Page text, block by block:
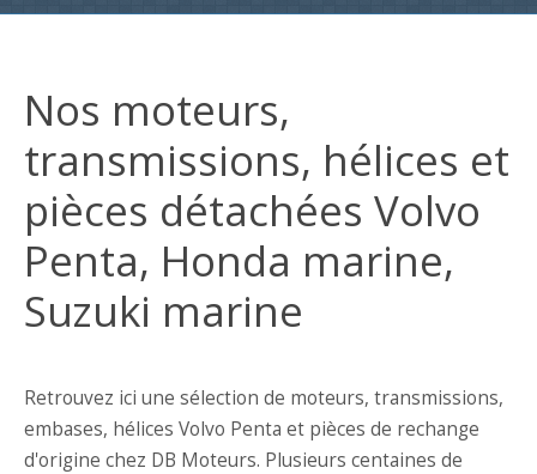
Nos moteurs,
transmissions, hélices et
pièces détachées Volvo
Penta, Honda marine,
Suzuki marine
Retrouvez ici une sélection de moteurs, transmissions,
embases, hélices Volvo Penta et pièces de rechange
d'origine chez DB Moteurs. Plusieurs centaines de